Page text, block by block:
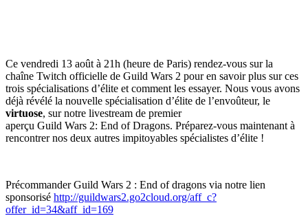
Ce vendredi 13 août à 21h (heure de Paris) rendez-vous sur la
chaîne Twitch officielle de Guild Wars 2 pour en savoir plus sur ces
trois spécialisations d’élite et comment les essayer. Nous vous avons
déjà révélé la nouvelle spécialisation d’élite de l’envoûteur, le
virtuose, sur notre livestream de premier
aperçu Guild Wars 2: End of Dragons. Préparez-vous maintenant à
rencontrer nos deux autres impitoyables spécialistes d’élite !
Précommander Guild Wars 2 : End of dragons via notre lien
sponsorisé http://guildwars2.go2cloud.org/aff_c?
offer_id=34&aff_id=169